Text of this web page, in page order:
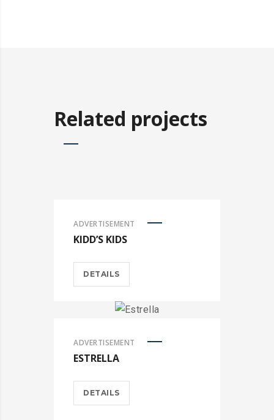
Related projects
ADVERTISEMENT
KIDD’S KIDS
DETAILS
ADVERTISEMENT
ESTRELLA
DETAILS